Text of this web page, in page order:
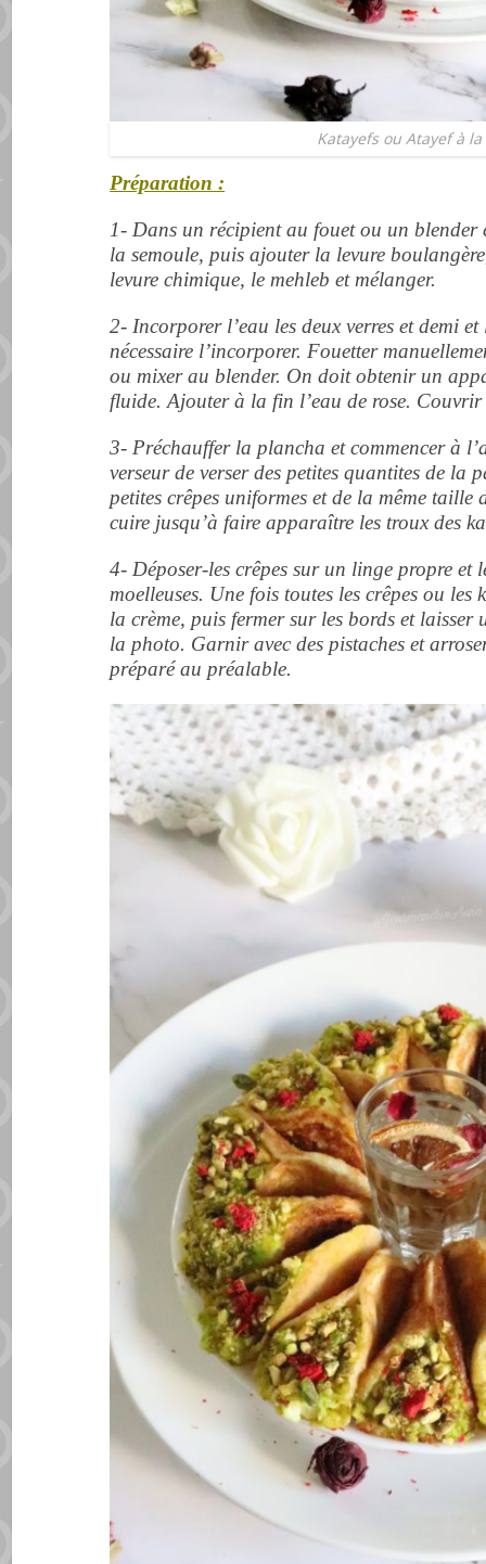
Katayefs ou Atayef à la
Préparation :
1- Dans un récipient au fouet ou un blender
la semoule, puis ajouter la levure
levure chimique, le mehleb et mélanger.
2- Incorporer l’eau les deux verres et demi
nécessaire l’incorporer. Fouetter
ou mixer au blender. On doit obtenir un
fluide. Ajouter à la fin l’eau de rose.
3- Préchauffer la plancha et commencer à
verseur de verser des petites quantites de la
petites crêpes uniformes et de la même taille
cuire jusqu’à faire apparaître les troux des
4- Déposer-les crêpes sur un linge propre et
moelleuses. Une fois toutes les crêpes ou
la crème, puis fermer sur les bords et laisser
la photo. Garnir avec des pistaches et
préparé au préalable.